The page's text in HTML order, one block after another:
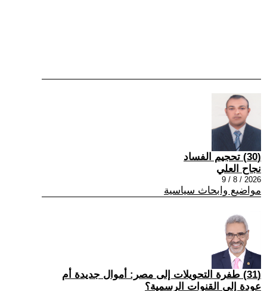
(30) تحجيم الفساد
نجاح العلي
2026 / 8 / 9
مواضيع وابحاث سياسية
(31) طفرة التحويلات إلى مصر: أموال جديدة أم
عودة إلى القنوات الرسمية؟